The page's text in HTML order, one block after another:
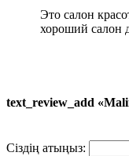
Это салон
хороший салон
text_review_add
Сіздің атыңыз: